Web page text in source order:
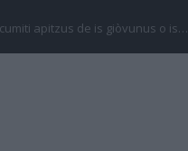
apitzus de is giòvunus o is…